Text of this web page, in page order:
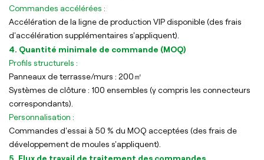
Commandes accélérées :
Accélération de la ligne de production VIP disponible (des frais
d'accélération supplémentaires s'appliquent).
4. Quantité minimale de commande (MOQ)
Profils structurels :
Panneaux de terrasse/murs : 200㎡
Systèmes de clôture : 100 ensembles (y compris les connecteurs
correspondants).
Personnalisation :
Commandes d'essai à 50 % du MOQ acceptées (des frais de
développement de moules s'appliquent).
5. Flux de travail de traitement des commandes